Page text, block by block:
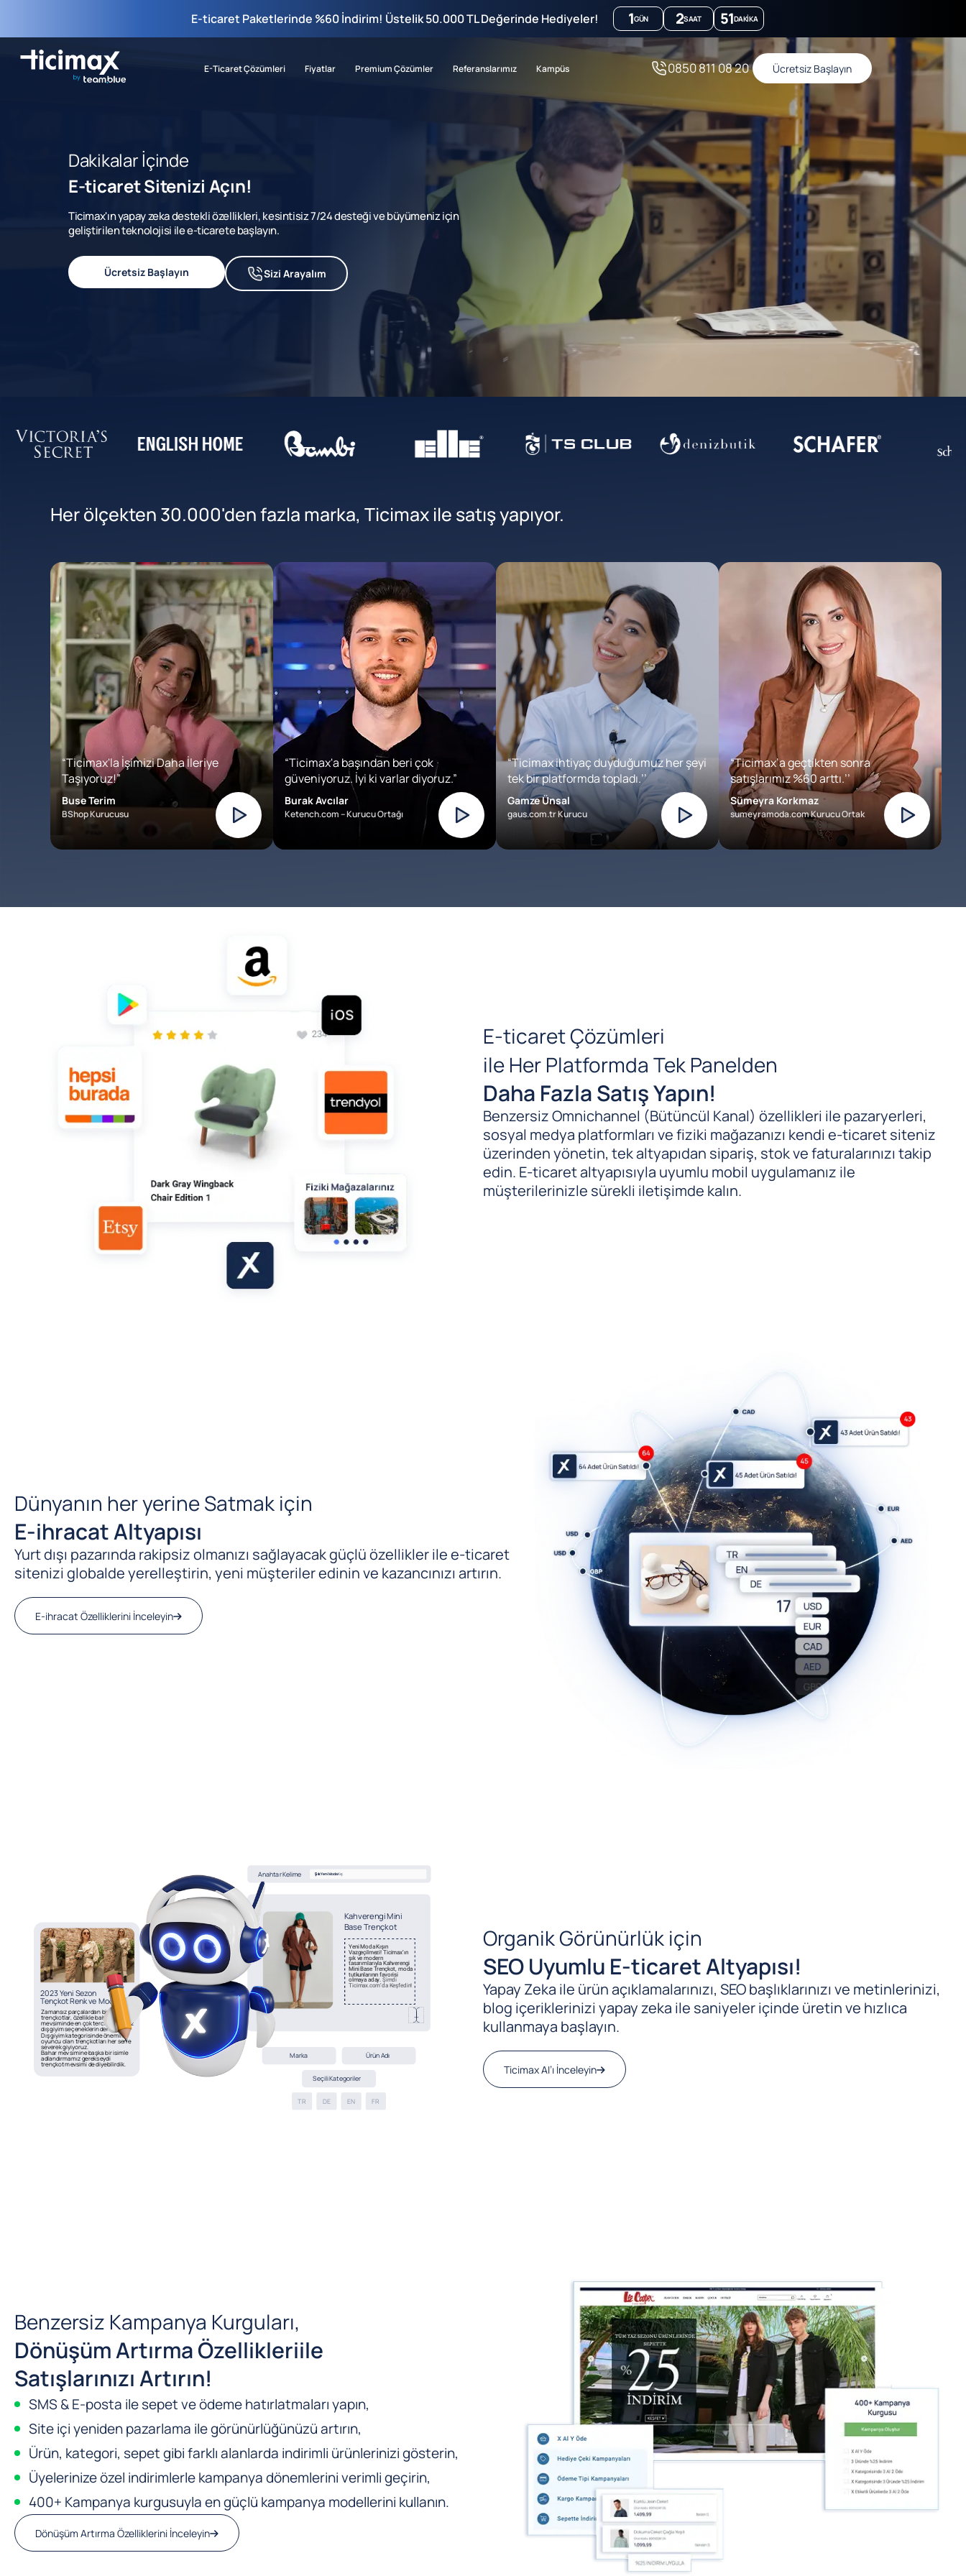
E-ticaret Paketlerinde %60 İndirim! Üstelik 50.000 TL Değerinde Hediyeler! 1GÜN 2SAAT 51DAKIKA
E-Ticaret Çözümleri Fiyatlar Premium Çözümler Referanslarımız Kampüs 0850 811 08 20 Ücretsiz Başlayın
Dakikalar İçinde
E-ticaret Sitenizi Açın!
Ticimax'ın yapay zeka destekli özellikleri, kesintisiz 7/24 desteği ve büyümeniz için
geliştirilen teknolojisi ile e-ticarete başlayın.
Ücretsiz Başlayın Sizi Arayalım
Her ölçekten 30.000'den fazla marka, Ticimax ile satış yapıyor.
“Ticimax'la İşimizi Daha İleriye
Taşıyoruz!”
Buse Terim
BShop Kurucusu
“Ticimax'a başından beri çok
güveniyoruz. İyi ki varlar diyoruz.”
Burak Avcılar
Ketench.com – Kurucu Ortağı
“Ticimax ihtiyaç duyduğumuz her şeyi
tek bir platformda topladı.’’
Gamze Ünsal
gaus.com.tr Kurucu
“Ticimax’a geçtikten sonra
satışlarımız %60 arttı.’’
Sümeyra Korkmaz
sumeyramoda.com Kurucu Ortak
E-ticaret Çözümleri
ile Her Platformda Tek Panelden
Daha Fazla Satış Yapın!
Benzersiz Omnichannel (Bütüncül Kanal) özellikleri ile pazaryerleri,
sosyal medya platformları ve fiziki mağazanızı kendi e-ticaret siteniz
üzerinden yönetin, tek altyapıdan sipariş, stok ve faturalarınızı takip
edin. E-ticaret altyapısıyla uyumlu mobil uygulamanız ile
müşterilerinizle sürekli iletişimde kalın.
Dünyanın her yerine Satmak için
E-ihracat Altyapısı
Yurt dışı pazarında rakipsiz olmanızı sağlayacak güçlü özellikler ile e-ticaret
sitenizi globalde yerelleştirin, yeni müşteriler edinin ve kazancınızı artırın.
E-ihracat Özelliklerini İnceleyin
Organik Görünürlük için
SEO Uyumlu E-ticaret Altyapısı!
Yapay Zeka ile ürün açıklamalarınızı, SEO başlıklarınızı ve metinlerinizi,
blog içeriklerinizi yapay zeka ile saniyeler içinde üretin ve hızlıca
kullanmaya başlayın.
Ticimax AI’ı İnceleyin
Benzersiz Kampanya Kurguları,
Dönüşüm Artırma Özellikleriile
Satışlarınızı Artırın!
SMS & E-posta ile sepet ve ödeme hatırlatmaları yapın,
Site içi yeniden pazarlama ile görünürlüğünüzü artırın,
Ürün, kategori, sepet gibi farklı alanlarda indirimli ürünlerinizi gösterin,
Üyelerinize özel indirimlerle kampanya dönemlerini verimli geçirin,
400+ Kampanya kurgusuyla en güçlü kampanya modellerini kullanın.
Dönüşüm Artırma Özelliklerini İnceleyin